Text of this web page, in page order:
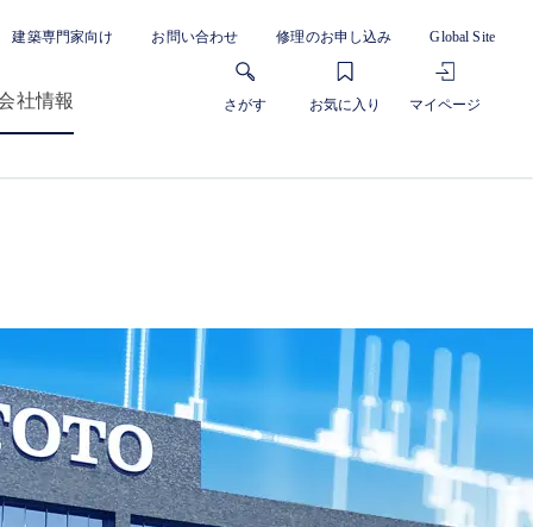
社情報 さがす お気に入り マイページ
建築専門家向け お問い合わせ 修理のお申し込み Global Site